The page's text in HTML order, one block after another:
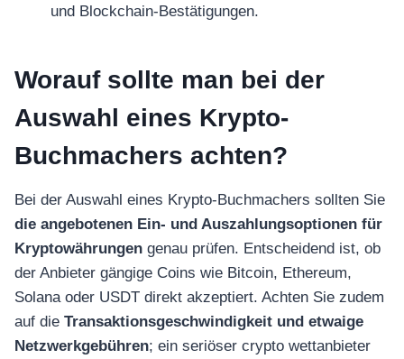
und Blockchain-Bestätigungen.
Worauf sollte man bei der
Auswahl eines Krypto-
Buchmachers achten?
Bei der Auswahl eines Krypto-Buchmachers sollten Sie
die angebotenen Ein- und Auszahlungsoptionen für
Kryptowährungen genau prüfen. Entscheidend ist, ob
der Anbieter gängige Coins wie Bitcoin, Ethereum,
Solana oder USDT direkt akzeptiert. Achten Sie zudem
auf die Transaktionsgeschwindigkeit und etwaige
Netzwerkgebühren; ein seriöser crypto wettanbieter